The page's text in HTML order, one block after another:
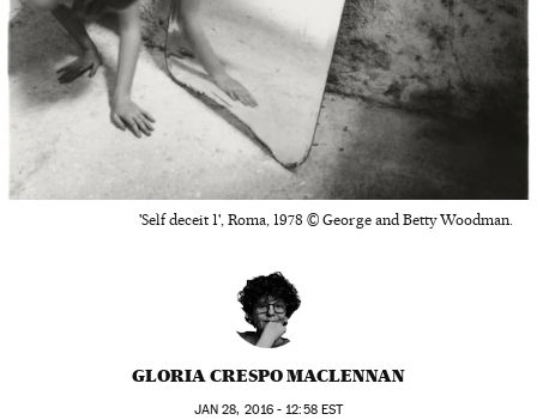
'Self deceit 1', Roma, 1978 © George and Betty Woodman.
GLORIA CRESPO MACLENNAN
JAN 28, 2016 - 12:58EST